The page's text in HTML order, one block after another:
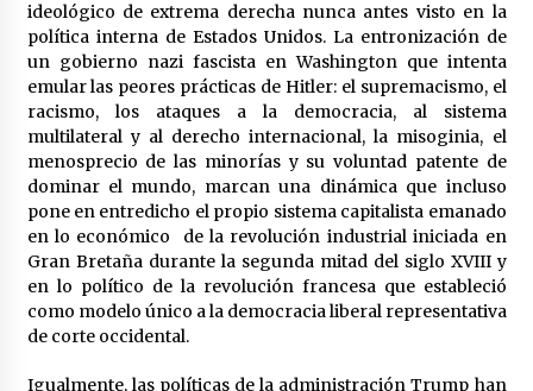
ideológico de extrema derecha nunca antes visto en la
política interna de Estados Unidos. La entronización de
un gobierno nazi fascista en Washington que intenta
emular las peores prácticas de Hitler: el supremacismo, el
racismo, los ataques a la democracia, al sistema
multilateral y al derecho internacional, la misoginia, el
menosprecio de las minorías y su voluntad patente de
dominar el mundo, marcan una dinámica que incluso
pone en entredicho el propio sistema capitalista emanado
en lo económico de la revolución industrial iniciada en
Gran Bretaña durante la segunda mitad del siglo XVIII y
en lo político de la revolución francesa que estableció
como modelo único a la democracia liberal representativa
de corte occidental.
Igualmente, las políticas de la administración Trump han